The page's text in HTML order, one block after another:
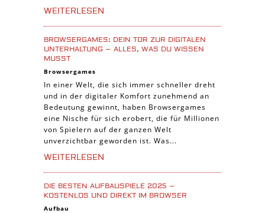
Tier Spiele
Casual Spiele
Abenteuer Spiele
Online Spiele
3-Gewinnt Spiele
Trading Card Spiele
Manager Spiele
WEITERLESEN
BROWSERGAMES: DEIN TOR ZUR DIGITALEN
UNTERHALTUNG – ALLES, WAS DU WISSEN
MUSST
Browsergames
In einer Welt, die sich immer schneller dreht
und in der digitaler Komfort zunehmend an
Bedeutung gewinnt, haben Browsergames
eine Nische für sich erobert, die für Millionen
von Spielern auf der ganzen Welt
unverzichtbar geworden ist. Was...
WEITERLESEN
DIE BESTEN AUFBAUSPIELE 2025 –
KOSTENLOS UND DIREKT IM BROWSER
Aufbau